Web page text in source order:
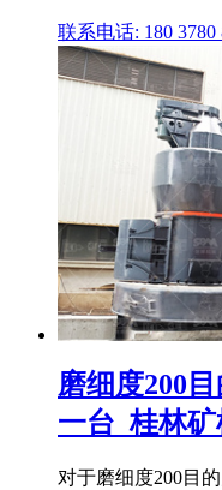
联系电话: 180 3780
磨细度200
一台_桂林
对于磨细度200目